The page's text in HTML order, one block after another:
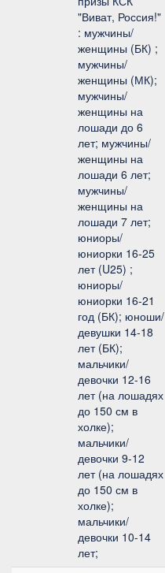
"Виват, Россия!"
: мужчины/
женщины (БК) ;
мужчины/
женщины (МК);
мужчины/
женщины на
лошади до 6
лет; мужчины/
женщины на
лошади 6 лет;
мужчины/
женщины на
лошади 7 лет;
юниоры/
юниорки 16-25
лет (U25) ;
юниоры/
юниорки 16-21
год (БК); юноши/
девушки 14-18
лет (БК);
мальчики/
девочки 12-16
лет (на лошадях
до 150 см в
холке);
мальчики/
девочки 9-12
лет (на лошадях
до 150 см в
холке);
мальчики/
девочки 10-14
лет;